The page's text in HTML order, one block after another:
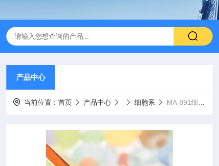
产品中心
当前位置：首页 产品中心 细胞系 MA-891细胞MA-891细胞